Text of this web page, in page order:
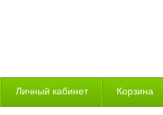
Личный кабинет Корзина